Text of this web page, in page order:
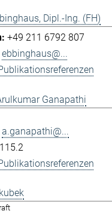
Dipl.-Ing. (FH)
+49 211 6792 807
ebbinghaus@...
Ganapathi
a.ganapathi@...
115.2